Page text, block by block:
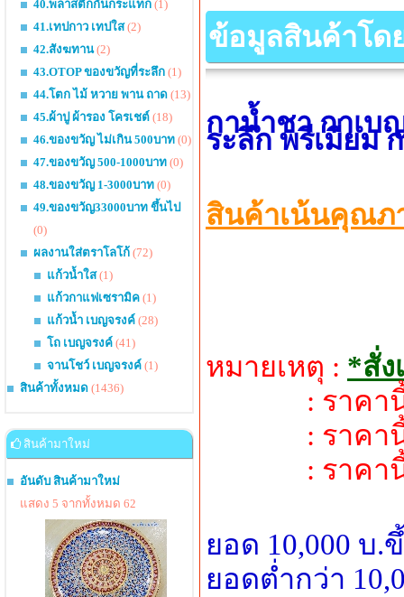
40.พลาสติกกันกระแทก (1)
41.เทปกาว เทปใส(2)
42.สังฆทาน(2)
43.OTOP ของขวัญที่ระลึก (1)
44.โตก ไม้ หวาย พาน ถาด (13)
45.ผ้าปู ผ้ารอง โครเชต์ (18)
46.ของขวัญ ไม่เกิน 500บาท (0)
47.ของขวัญ 500-1000บาท (0)
48.ของขวัญ 1-3000บาท (0)
49.ของขวัญ33000บาท ขึ้นไป
(0)
ผลงานใส่ตราโลโก้ (72)
แก้วน้ำใส(1)
แก้วกาแฟเซรามิค (1)
แก้วน้ำ เบญจรงค์ (28)
โถ เบญจรงค์ (41)
จานโชว์ เบญจรงค์ (1)
สินค้าทั้งหมด (1436)
สินค้ามาใหม่
อันดับ สินค้ามาใหม่
แสดง 5 จากทั้งหมด 62
ข้อมูลสินค้าโด
กาน้ำชา กาเบ
ระลึก พรีเมี่ยม
สินค้าเน้นคุณภ
หมายเหตุ : *สั่ง
: ราคานี้ยัง
: ราคานี้ไม่
: ราคานี้ไม่
ยอด 10,000 บ
ยอดต่ำกว่า